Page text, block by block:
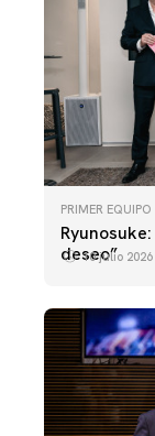
PRIMER EQUIPO
deseo”
10 julio 2026